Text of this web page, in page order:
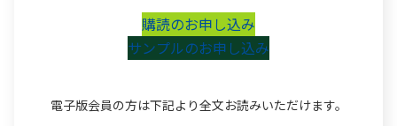
購読のお申し込み
サンプルのお申し込み
電子版会員の方は下記より全文お読みいただけます。